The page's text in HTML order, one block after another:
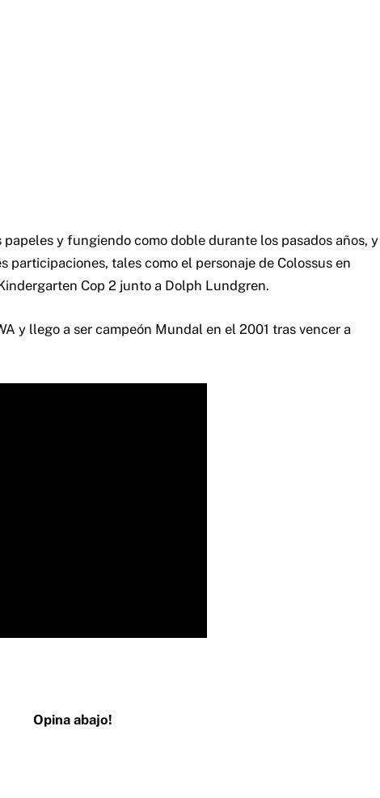
y fungiendo como doble durante los pasados años, y
participaciones, tales como el personaje de Colossus en
Cop 2 junto a Dolph Lundgren.
y llego a ser campeón Mundal en el 2001 tras vencer a
Opina abajo!